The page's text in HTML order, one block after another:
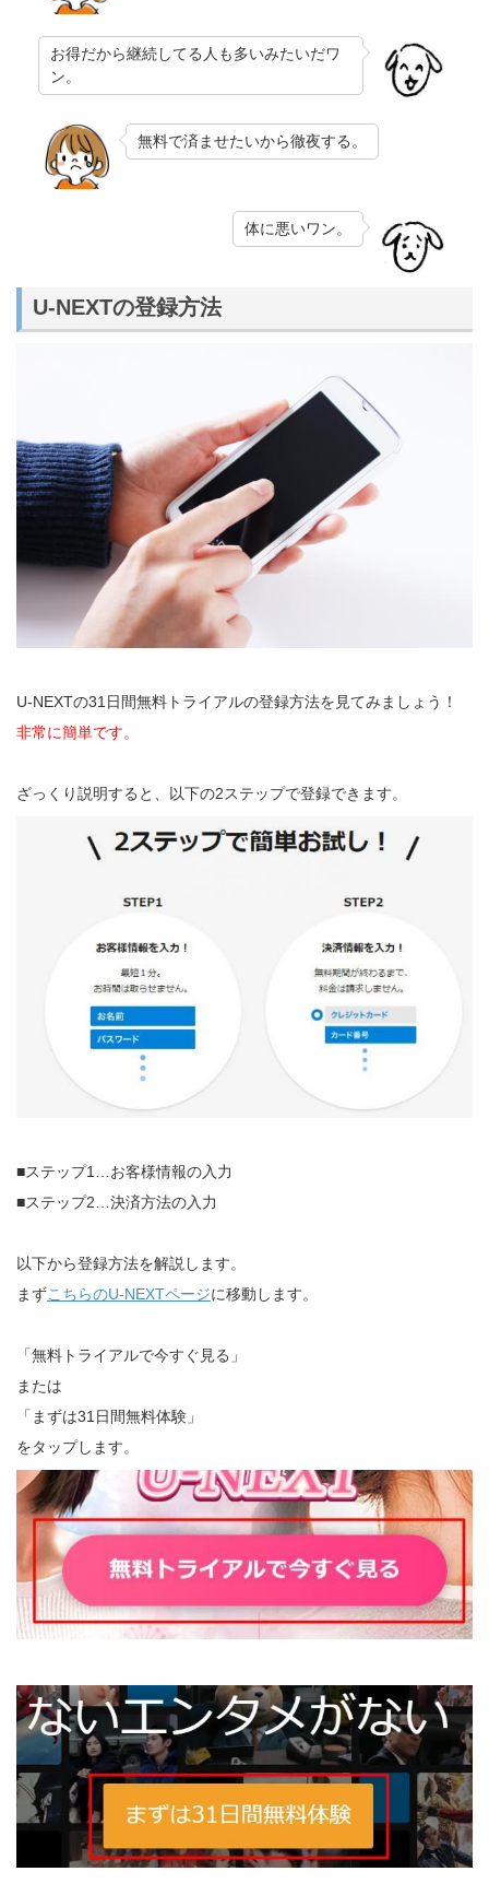
お得だから継続してる人も多いみたいだワ
ン。
無料で済ませたいから徹夜する。
体に悪いワン。
U-NEXTの登録方法
U-NEXTの31日間無料トライアルの登録方法を見てみましょう！
非常に簡単です。
ざっくり説明すると、以下の2ステップで登録できます。
■ステップ1…お客様情報の入力
■ステップ2…決済方法の入力
以下から登録方法を解説します。
まずこちらのU-NEXTページに移動します。
「無料トライアルで今すぐ見る」
または
「まずは31日間無料体験」
をタップします。